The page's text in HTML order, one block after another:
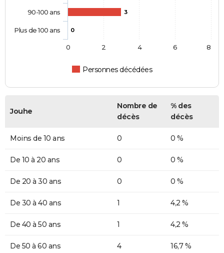
3
0
Personnes décédées
90-100 ans
Plus de 100 ans
0 2 4 6 8
Jouhe
Nombre de
décès
% des
décès
Moins de 10 ans 0 0 %
De 10 à 20 ans 0 0 %
De 20 à 30 ans 0 0 %
De 30 à 40 ans 1 4,2 %
De 40 à 50 ans 1 4,2 %
De 50 à 60 ans 4 16,7 %